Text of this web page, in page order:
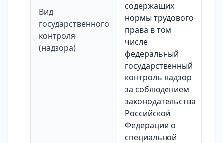
Вид
государственного
контроля
(надзора)
содержащих
нормы трудового
права в том
числе
федеральный
государственный
контроль надзор
за соблюдением
законодательства
Российской
Федерации о
специальной